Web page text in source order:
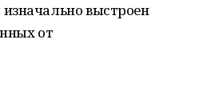
выстроен
от